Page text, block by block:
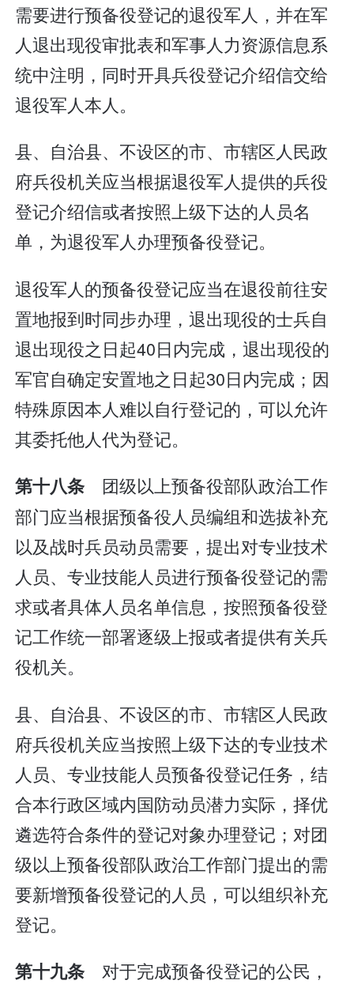
需要进行预备役登记的退役军人，并在军
人退出现役审批表和军事人力资源信息系
统中注明，同时开具兵役登记介绍信交给
退役军人本人。
县、自治县、不设区的市、市辖区人民政
府兵役机关应当根据退役军人提供的兵役
登记介绍信或者按照上级下达的人员名
单，为退役军人办理预备役登记。
退役军人的预备役登记应当在退役前往安
置地报到时同步办理，退出现役的士兵自
退出现役之日起40日内完成，退出现役的
军官自确定安置地之日起30日内完成；因
特殊原因本人难以自行登记的，可以允许
其委托他人代为登记。
第十八条 团级以上预备役部队政治工作
部门应当根据预备役人员编组和选拔补充
以及战时兵员动员需要，提出对专业技术
人员、专业技能人员进行预备役登记的需
求或者具体人员名单信息，按照预备役登
记工作统一部署逐级上报或者提供有关兵
役机关。
县、自治县、不设区的市、市辖区人民政
府兵役机关应当按照上级下达的专业技术
人员、专业技能人员预备役登记任务，结
合本行政区域内国防动员潜力实际，择优
遴选符合条件的登记对象办理登记；对团
级以上预备役部队政治工作部门提出的需
要新增预备役登记的人员，可以组织补充
登记。
第十九条对于完成预备役登记的公民，